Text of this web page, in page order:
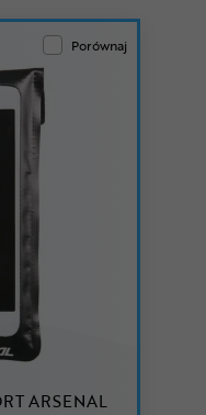
Porównaj
ARSENAL